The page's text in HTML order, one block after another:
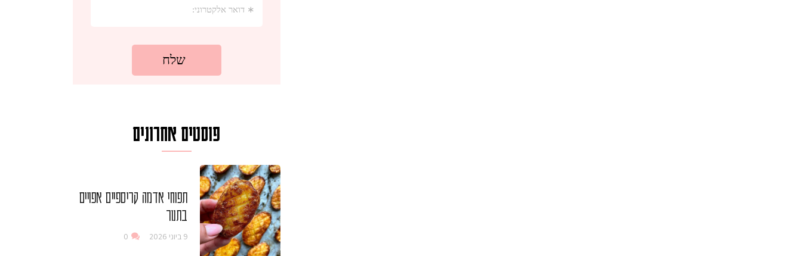
פוסטים אחרונים
תפוחי אדמה קריספיים אפויים
בתנור
9 ביוני 2026 0